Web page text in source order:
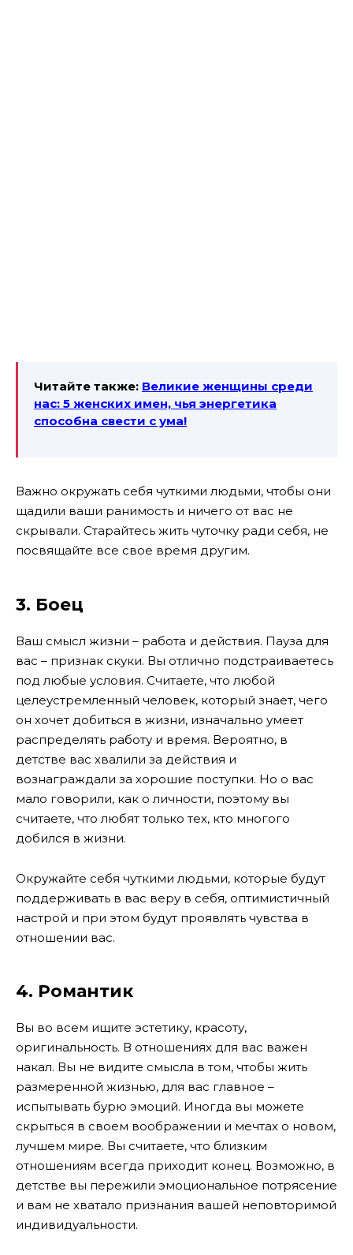
Читайте также: Великие женщины среди
нас: 5 женских имен, чья энергетика
способна свести с ума!
Важно окружать себя чуткими людьми, чтобы они
щадили ваши ранимость и ничего от вас не
скрывали. Старайтесь жить чуточку ради себя, не
посвящайте все свое время другим.
3. Боец
Ваш смысл жизни – работа и действия. Пауза для
вас – признак скуки. Вы отлично подстраиваетесь
под любые условия. Считаете, что любой
целеустремленный человек, который знает, чего
он хочет добиться в жизни, изначально умеет
распределять работу и время. Вероятно, в
детстве вас хвалили за действия и
вознаграждали за хорошие поступки. Но о вас
мало говорили, как о личности, поэтому вы
считаете, что любят только тех, кто многого
добился в жизни.
Окружайте себя чуткими людьми, которые будут
поддерживать в вас веру в себя, оптимистичный
настрой и при этом будут проявлять чувства в
отношении вас.
4. Романтик
Вы во всем ищите эстетику, красоту,
оригинальность. В отношениях для вас важен
накал. Вы не видите смысла в том, чтобы жить
размеренной жизнью, для вас главное –
испытывать бурю эмоций. Иногда вы можете
скрыться в своем воображении и мечтах о новом,
лучшем мире. Вы считаете, что близким
отношениям всегда приходит конец. Возможно, в
детстве вы пережили эмоциональное потрясение
и вам не хватало признания вашей неповторимой
индивидуальности.